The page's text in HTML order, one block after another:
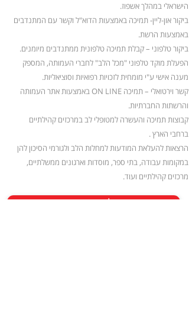
הישראלי במהלך אשפוז.
ביקור און-ליין- תמיכה באמצעות הדוא"ל וקשר עם המתנדבים
באמצעות הרשת.
ביקור טלפוני – קבלת תמיכה טלפונית ממתנדבים מיומנים.
הפעלת מוקד טלפוני "מכל הלב" לחברי העמותה, המספק
מענה אישי ע"י מומחית לזכויות רפואיות וסוציאליות.
קשר וירטואלי – תמיכה ON LINE באמצעות אתר העמותה
והרשתות החברתיות.
קבוצות תמיכה והעשרה למטופלי לב במרכזים קהילתיים
ברחבי הארץ .
הרצאות להעלאת המודעות למחלות הלב ולגורמי הסיכון להן
במקומות עבודה, בתי ספר, מוסדות וארגונים ממשלתיים,
מרכזים קהילתיים ועוד.
< לתרומה